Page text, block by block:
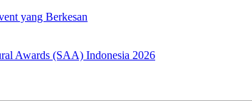
yang Berkesan
Awards (SAA) Indonesia 2026